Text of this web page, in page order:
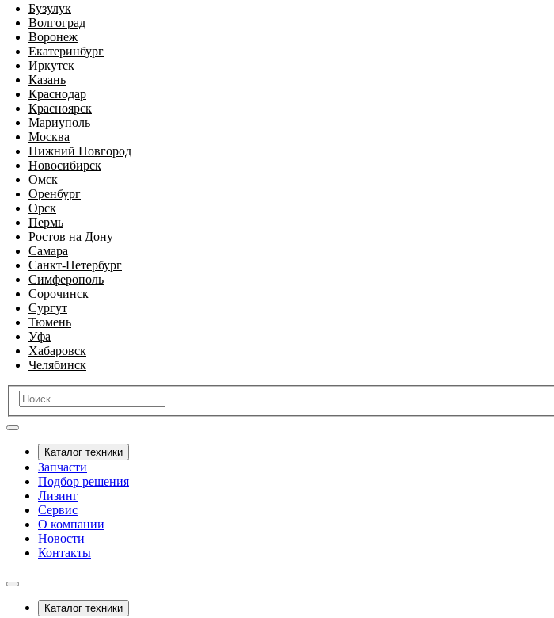
Бузулук
Волгоград
Воронеж
Екатеринбург
Иркутск
Казань
Краснодар
Красноярск
Мариуполь
Москва
Нижний Новгород
Новосибирск
Омск
Оренбург
Орск
Пермь
Ростов на Дону
Самара
Санкт-Петербург
Симферополь
Сорочинск
Сургут
Тюмень
Уфа
Хабаровск
Челябинск
Каталог техники
Запчасти
Подбор решения
Лизинг
Сервис
О компании
Новости
Контакты
Каталог техники